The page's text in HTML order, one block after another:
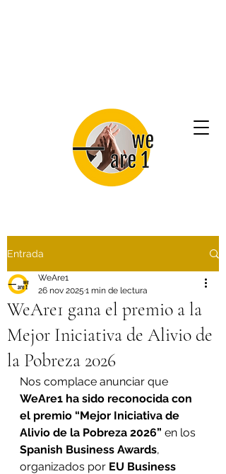
Entrada
WeAre1 gana el premio a la
Mejor Iniciativa de Alivio de
la Pobreza 2026
WeAre1
26 nov 2025 1 min de lectura
Nos complace anunciar que
WeAre1 ha sido reconocida con
el premio “Mejor Iniciativa de
Alivio de la Pobreza 2026” en los
Spanish Business Awards,
organizados por EU Business